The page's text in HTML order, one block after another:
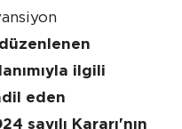
ilgili
eden
sayılı Kararı'nın